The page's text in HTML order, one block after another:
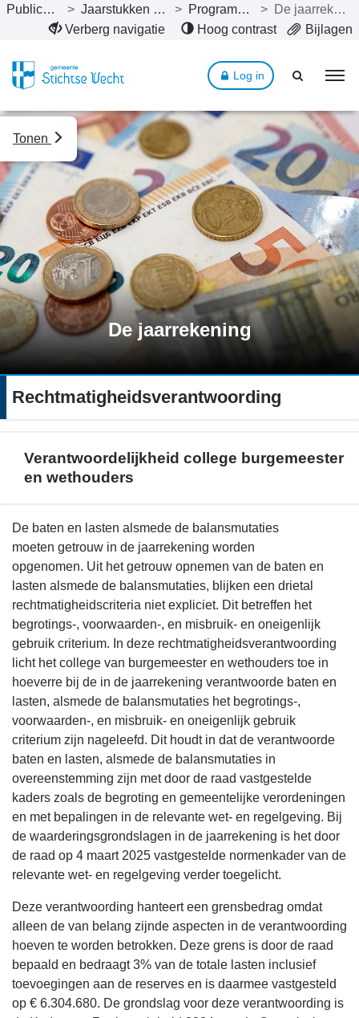
Naar hoofdinhoud
Publicaties > Jaarstukken 2024 > Programma’s >
De jaarrekening
Verberg navigatie
Hoog contrast Bijlagen
Log in
De jaarrekening
Tonen
Rechtmatigheidsverantwoording
Verantwoordelijkheid college burgemeester
en wethouders
Terug
naar
navigatie
Rechtmatigheidsverantwoording
Verantwoordelijkheid
college
burgemeester
en
wethouders
De baten en lasten alsmede de balansmutaties
moeten getrouw in de jaarrekening worden
opgenomen. Uit het getrouw opnemen van de baten en
lasten alsmede de balansmutaties, blijken een drietal
rechtmatigheidscriteria niet expliciet. Dit betreffen het
begrotings-, voorwaarden-, en misbruik- en oneigenlijk
gebruik criterium. In deze rechtmatigheidsverantwoording
licht het college van burgemeester en wethouders toe in
hoeverre bij de in de jaarrekening verantwoorde baten en
lasten, alsmede de balansmutaties het begrotings-,
voorwaarden-, en misbruik- en oneigenlijk gebruik
criterium zijn nageleefd. Dit houdt in dat de verantwoorde
baten en lasten, alsmede de balansmutaties in
overeenstemming zijn met door de raad vastgestelde
kaders zoals de begroting en gemeentelijke verordeningen
en met bepalingen in de relevante wet- en regelgeving. Bij
de waarderingsgrondslagen in de jaarrekening is het door
de raad op 4 maart 2025 vastgestelde normenkader van de
relevante wet- en regelgeving verder toegelicht.
Deze verantwoording hanteert een grensbedrag omdat
alleen de van belang zijnde aspecten in de verantwoording
hoeven te worden betrokken. Deze grens is door de raad
bepaald en bedraagt 3% van de totale lasten inclusief
toevoegingen aan de reserves en is daarmee vastgesteld
op € 6.304.680. De grondslag voor deze verantwoording is